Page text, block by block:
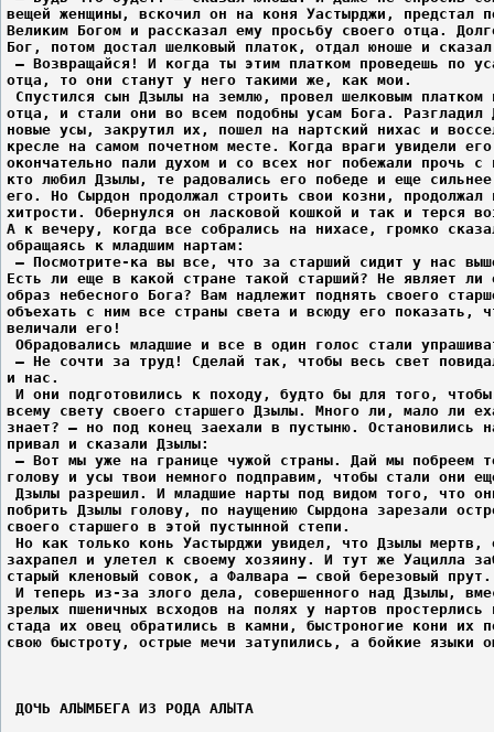
вещей женщины, вскочил он на коня Уастырджи, предстал
Великим Богом и рассказал ему просьбу своего отца.
Бог, потом достал шелковый платок, отдал юноше и
– Возвращайся! И когда ты этим платком проведешь по
отца, то они станут у него такими же, как мои.
Спустился сын Дзылы на землю, провел шелковым платком
отца, и стали они во всем подобны усам Бога. Разгладил
новые усы, закрутил их, пошел на нартский нихас и
кресле на самом почетном месте. Когда враги увидели
окончательно пали духом и со всех ног побежали прочь с
кто любил Дзылы, те радовались его победе и еще сильнее
его. Но Сырдон продолжал строить свои козни, продолжал
хитрости. Обернулся он ласковой кошкой и так и терся
А к вечеру, когда все собрались на нихасе, громко
обращаясь к младшим нартам:
– Посмотрите-ка вы все, что за старший сидит у нас
Есть ли еще в какой стране такой старший? Не являет ли
образ небесного Бога? Вам надлежит поднять своего
объехать с ним все страны света и всюду его показать,
величали его!
Обрадовались младшие и все в один голос стали
– Не сочти за труд! Сделай так, чтобы весь свет
и нас.
И они подготовились к походу, будто бы для того, чтобы
всему свету своего старшего Дзылы. Много ли, мало ли
знает? – но под конец заехали в пустыню. Остановились
привал и сказали Дзылы:
– Вот мы уже на границе чужой страны. Дай мы побреем
голову и усы твои немного подправим, чтобы стали они
Дзылы разрешил. И младшие нарты под видом того, что
побрить Дзылы голову, по наущению Сырдона зарезали
своего старшего в этой пустынной степи.
Но как только конь Уастырджи увидел, что Дзылы мертв,
захрапел и улетел к своему хозяину. И тут же Уацилла
старый кленовый совок, а Фалвара – свой березовый прут.
И теперь из-за злого дела, совершенного над Дзылы,
зрелых пшеничных всходов на полях у нартов простерлись
стада их овец обратились в камни, быстроногие кони их
свою быстроту, острые мечи затупились, а бойкие языки
ДОЧЬ АЛЫМБЕГА ИЗ РОДА АЛЫТА